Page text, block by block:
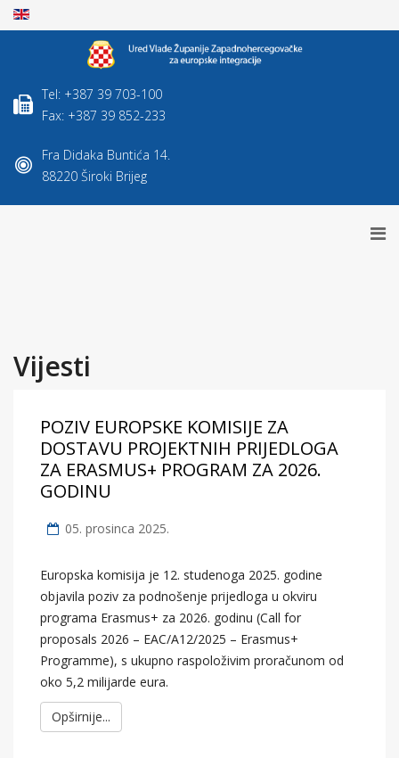
Tel: +387 39 703-100
Fax: +387 39 852-233
Fra Didaka Buntića 14.
88220 Široki Brijeg
Vijesti
POZIV EUROPSKE KOMISIJE ZA
DOSTAVU PROJEKTNIH PRIJEDLOGA
ZA ERASMUS+ PROGRAM ZA 2026.
GODINU
05. prosinca 2025.
Europska komisija je 12. studenoga 2025. godine
objavila poziv za podnošenje prijedloga u okviru
programa Erasmus+ za 2026. godinu (Call for
proposals 2026 – EAC/A12/2025 – Erasmus+
Programme), s ukupno raspoloživim proračunom od
oko 5,2 milijarde eura.
Opširnije...